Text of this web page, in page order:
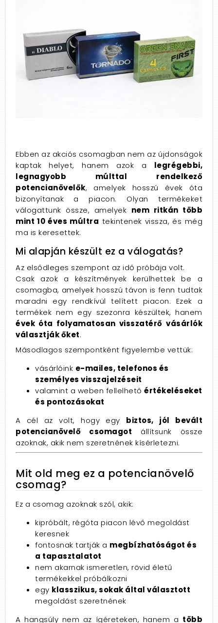
Ebben az akciós csomagban nem az újdonságok
kaptak helyet, hanem azok a legrégebbi,
legnagyobb múlttal rendelkező
potencianövelők, amelyek hosszú évek óta
bizonyítanak a piacon. Olyan termékeket
válogattunk össze, amelyek nem ritkán több
mint 10 éves múltra tekintenek vissza, és még
ma is keresettek.
Mi alapján készült ez a válogatás?
Az elsődleges szempont az idő próbája volt.
Csak azok a készítmények kerülhettek be a
csomagba, amelyek hosszú távon is fenn tudtak
maradni egy rendkívül telített piacon. Ezek a
termékek nem egy szezonra készültek, hanem
évek óta folyamatosan visszatérő vásárlók
választják őket.
Másodlagos szempontként figyelembe vettük:
vásárlóink e-mailes, telefonos és
személyes visszajelzéseit
valamint a weben fellelhető értékeléseket
és pontozásokat
A cél az volt, hogy egy biztos, jól bevált
potencianövelő csomagot állítsunk össze
azoknak, akik nem szeretnének kísérletezni.
Mit old meg ez a potencianövelő
csomag?
Ez a csomag azoknak szól, akik:
kipróbált, régóta piacon lévő megoldást
keresnek
fontosnak tartják a megbízhatóságot és
a tapasztalatot
nem akarnak ismeretlen, rövid életű
termékekkel próbálkozni
egy klasszikus, sokak által választott
megoldást szeretnének
A hangsúly nem az ígéreteken, hanem a több